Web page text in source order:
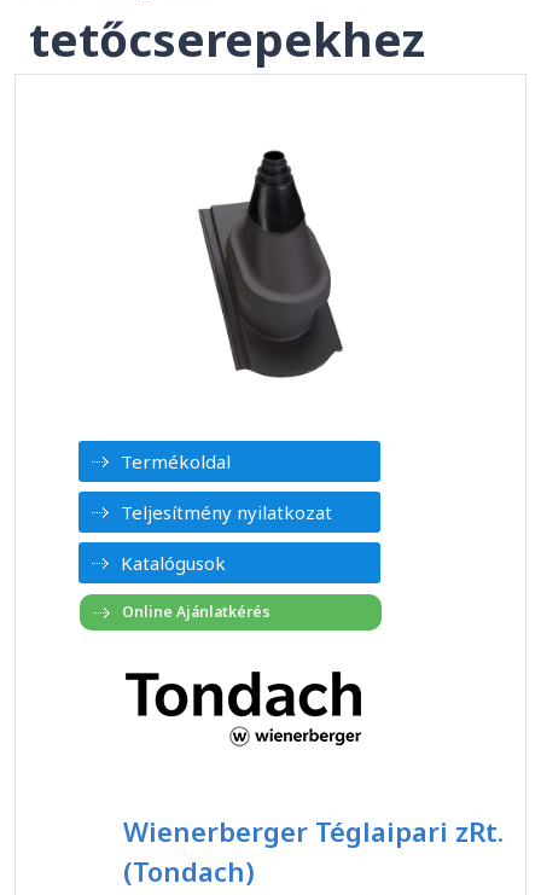
tetőcserepekhez
Termékoldal
Teljesítmény nyilatkozat
Katalógusok
Wienerberger Téglaipari zRt.
(Tondach)